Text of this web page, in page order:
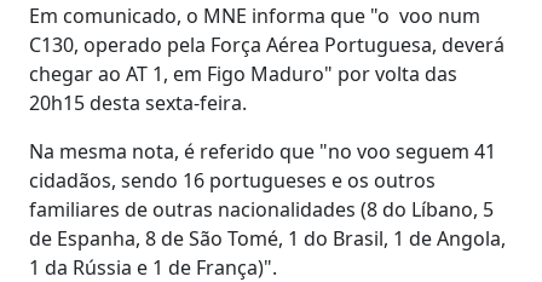
Em comunicado, o MNE informa que "o voo num
C130, operado pela Força Aérea Portuguesa, deverá
chegar ao AT 1, em Figo Maduro" por volta das
20h15 desta sexta-feira.
Na mesma nota, é referido que "no voo seguem 41
cidadãos, sendo 16 portugueses e os outros
familiares de outras nacionalidades (8 do Líbano, 5
de Espanha, 8 de São Tomé, 1 do Brasil, 1 de Angola,
1 da Rússia e 1 de França)".